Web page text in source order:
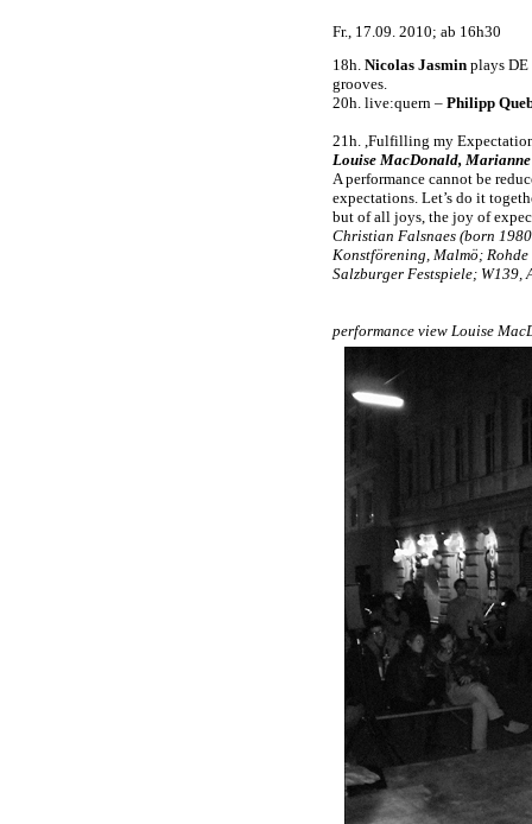
Fr., 17.09. 2010; ab 16h30
18h. Nicolas Jasmin plays DE
grooves.
20h. live:quern – Philipp
21h. ,Fulfilling my
Louise MacDonald,
A performance cannot be
expectations. Let’s do it
but of all joys, the joy of
Christian Falsnaes (born
Konstförening, Malmö;
Salzburger Festspiele; W139,
performance view Louise